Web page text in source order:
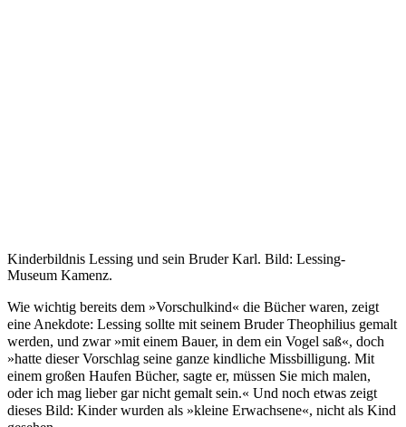
Kinderbildnis Lessing und sein Bruder Karl. Bild: Lessing-
Museum Kamenz.
Wie wichtig bereits dem »Vorschulkind« die Bücher waren, zeigt
eine Anekdote: Lessing sollte mit seinem Bruder Theophilius gemalt
werden, und zwar »mit einem Bauer, in dem ein Vogel saß«, doch
»hatte dieser Vorschlag seine ganze kindliche Missbilligung. Mit
einem großen Haufen Bücher, sagte er, müssen Sie mich malen,
oder ich mag lieber gar nicht gemalt sein.« Und noch etwas zeigt
dieses Bild: Kinder wurden als »kleine Erwachsene«, nicht als Kind